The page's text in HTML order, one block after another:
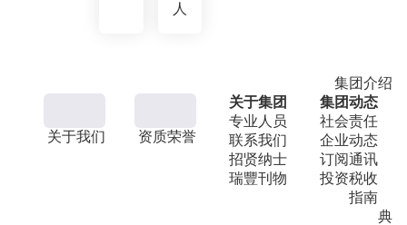
人
集团介绍
关于我们 资质荣誉
关于集团
专业人员
联系我们
招贤纳士
瑞豐刊物
集团动态
社会责任
企业动态
订阅通讯
投资税收
指南
典